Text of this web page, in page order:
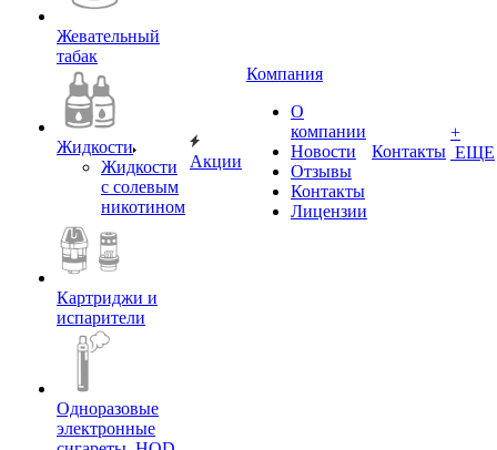
Жевательный
табак
Жидкости
Жидкости
с солевым
никотином
Картриджи и
испарители
Одноразовые
электронные
Акции
Компания
О
компании
Новости
Отзывы
Контакты
Лицензии
Контакты
+
ЕЩЕ